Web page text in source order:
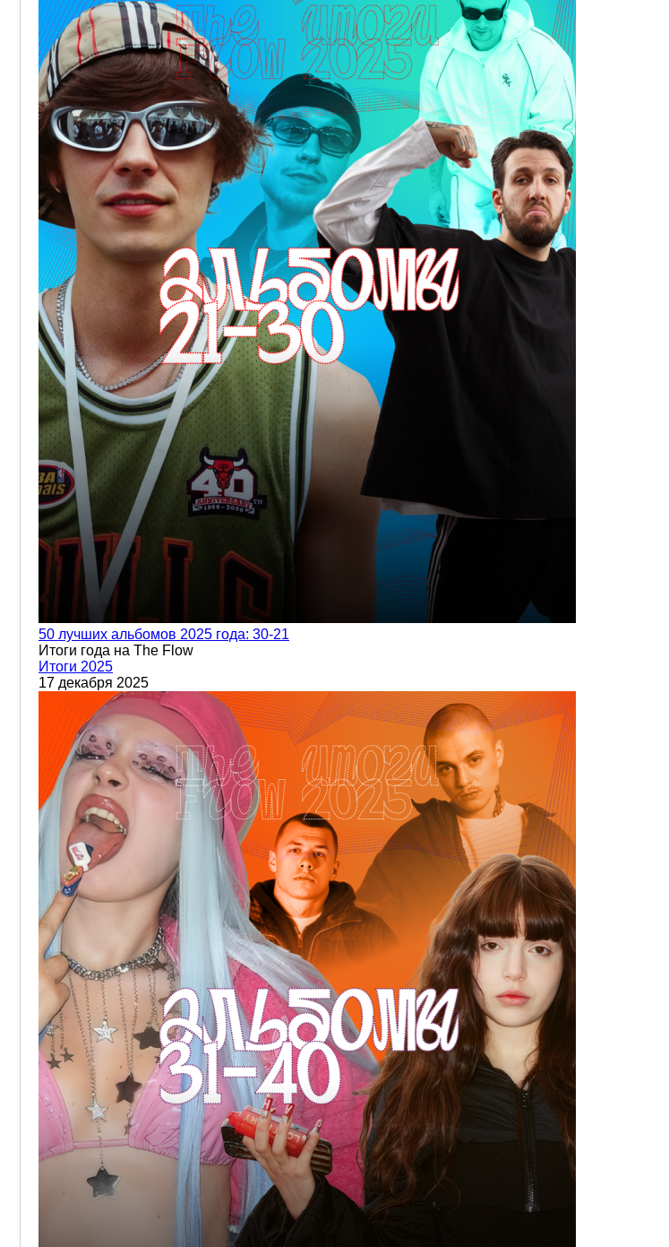
50 лучших альбомов 2025 года: 30-21
Итоги года на The Flow
Итоги 2025
17 декабря 2025